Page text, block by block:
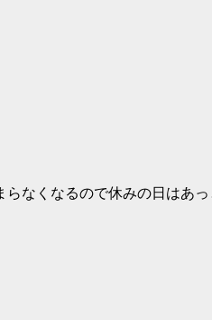
なくなるので休みの日はあ